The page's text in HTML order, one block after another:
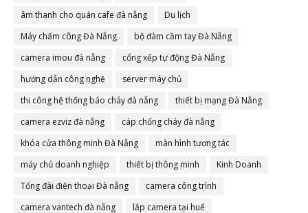
âm thanh cho quán cafe đà nẵng
Du lịch
Máy chấm công Đà Nẵng
bộ đàm cầm tay Đà Nẵng
camera imou đà nẵng
cổng xếp tự động Đà Nẵng
hướng dẫn công nghệ
server máy chủ
thi công hệ thống báo cháy đà nẵng
thiết bị mạng Đà Nẵng
camera ezviz đà nẵng
cáp chống cháy đà nẵng
khóa cửa thông minh Đà Nẵng
màn hình tương tác
máy chủ doanh nghiệp
thiết bị thông minh
Kinh Doanh
Tổng đài điện thoại Đà nẵng
camera công trình
camera vantech đà nẵng
lắp camera tại huế